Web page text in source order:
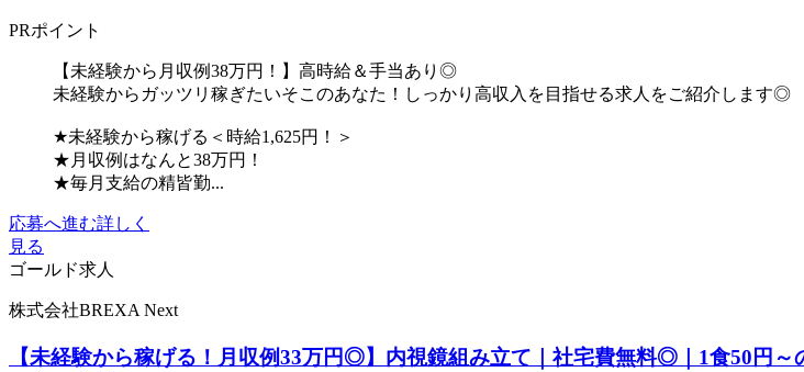
PRポイント
【未経験から月収例38万円！】高時給＆手当あり◎
未経験からガッツリ稼ぎたいそこのあなた！しっかり高収入を目指せる求人をご紹介します◎
★未経験から稼げる＜時給1,625円！＞
★月収例はなんと38万円！
★毎月支給の精皆勤...
応募へ進む詳しく
見る
ゴールド求人
株式会社BREXA Next
【未経験から稼げる！月収例33万円◎】内視鏡組み立て｜社宅費無料◎｜1食50円